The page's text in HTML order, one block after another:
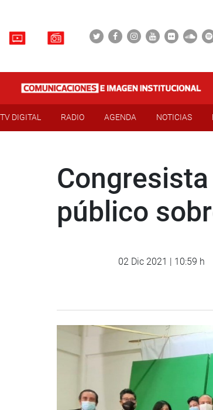
TV DIGITAL RADIO AGENDA NOTICIAS
público
02 Dic 2021 | 10:59 h